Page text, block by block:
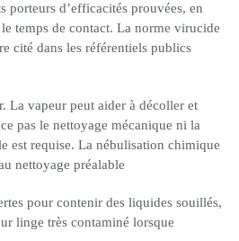
porteurs d’efficacités prouvées, en
temps de contact. La norme virucide
cité dans les référentiels publics
La vapeur peut aider à décoller et
pas le nettoyage mécanique ni la
est requise. La nébulisation chimique
nettoyage préalable
pour contenir des liquides souillés,
linge très contaminé lorsque